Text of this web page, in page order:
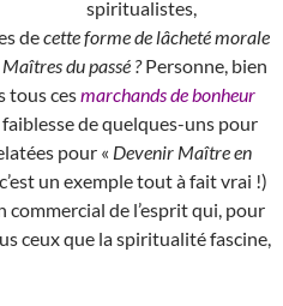
spiritualistes,
decette forme de lâcheté morale
du passé ?Personne, bien
tous cesmarchands de bonheur
de quelques-uns pour
pour « Devenir Maître en
un exemple tout à fait vrai !)
commercial de l’esprit qui, pour
ceux que la spiritualité fascine,